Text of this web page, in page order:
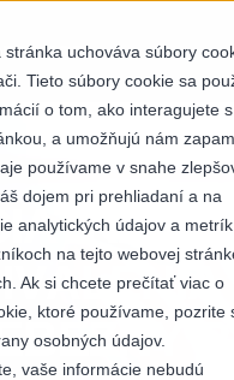
stránka uchováva súbory
Tieto súbory cookie sa
o tom, ako interagujete
a umožňujú nám
používame v snahe
dojem pri prehliadaní a na
analytických údajov a
na tejto webovej
Ak si chcete prečítať viac o
ktoré používame, pozrite
osobných údajov.
vaše informácie nebudú